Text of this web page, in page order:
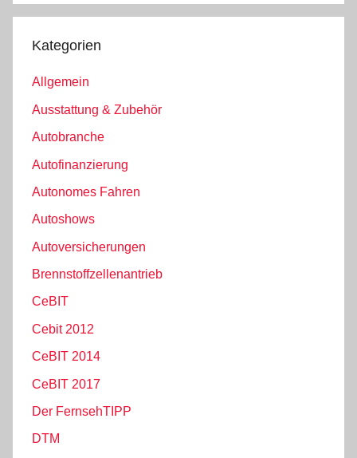
Kategorien
Allgemein
Ausstattung & Zubehör
Autobranche
Autofinanzierung
Autonomes Fahren
Autoshows
Autoversicherungen
Brennstoffzellenantrieb
CeBIT
Cebit 2012
CeBIT 2014
CeBIT 2017
Der FernsehTIPP
DTM